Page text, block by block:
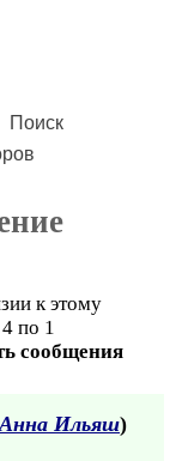
Поиск
к этому
по 1
сообщения
Анна Ильяш)